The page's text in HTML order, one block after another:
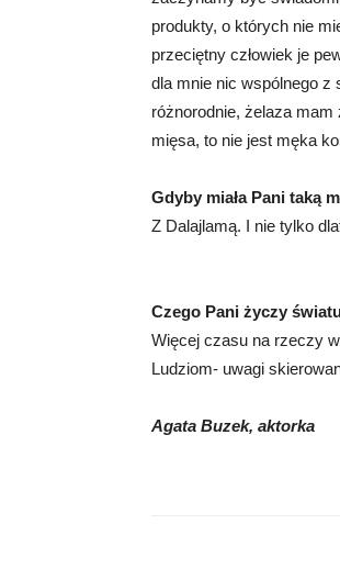
produkty, o których nie
przeciętny człowiek je
dla mnie nic wspólnego z
różnorodnie, żelaza mam
mięsa, to nie jest męka
Gdyby miała Pani taką
Z Dalajlamą. I nie tylko
Czego Pani życzy
Więcej czasu na rzeczy
Ludziom- uwagi
Agata Buzek, aktorka